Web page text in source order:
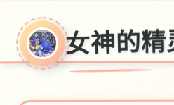
女神的